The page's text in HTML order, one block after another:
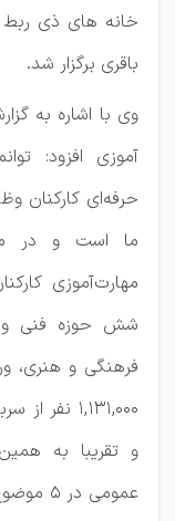
خانه های ذی ربط
باقری برگزار شد.
آموزی افزود:
حرفه‌ای کارکنان
مهارت‌آموزی
شش حوزه فنی و
فرهنگی و هنری،
و تقریبا به
عمومی